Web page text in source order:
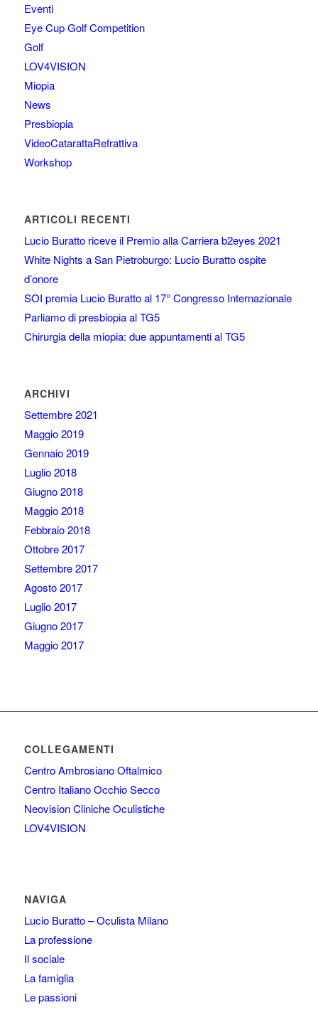
Eventi
Eye Cup Golf Competition
Golf
LOV4VISION
Miopia
News
Presbiopia
VideoCatarattaRefrattiva
Workshop
ARTICOLI RECENTI
Lucio Buratto riceve il Premio alla Carriera b2eyes 2021
White Nights a San Pietroburgo: Lucio Buratto ospite
d’onore
SOI premia Lucio Buratto al 17° Congresso Internazionale
Parliamo di presbiopia al TG5
Chirurgia della miopia: due appuntamenti al TG5
ARCHIVI
Settembre 2021
Maggio 2019
Gennaio 2019
Luglio 2018
Giugno 2018
Maggio 2018
Febbraio 2018
Ottobre 2017
Settembre 2017
Agosto 2017
Luglio 2017
Giugno 2017
Maggio 2017
COLLEGAMENTI
Centro Ambrosiano Oftalmico
Centro Italiano Occhio Secco
Neovision Cliniche Oculistiche
LOV4VISION
NAVIGA
Lucio Buratto – Oculista Milano
La professione
Il sociale
La famiglia
Le passioni